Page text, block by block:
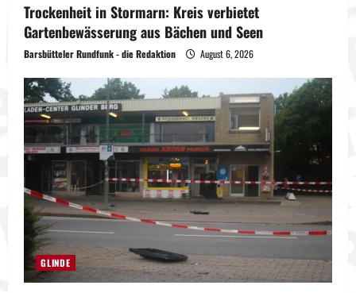
Trockenheit in Stormarn: Kreis verbietet
Gartenbewässerung aus Bächen und Seen
Barsbütteler Rundfunk - die Redaktion August 6, 2026
GLINDE